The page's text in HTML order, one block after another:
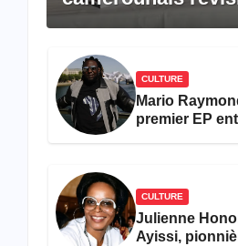
pensée de Hegel
CULTURE
Mario
premier EP
CULTURE
Julienne
Ayissi,